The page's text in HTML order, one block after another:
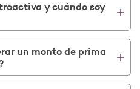
y cuándo soy
un monto de prima